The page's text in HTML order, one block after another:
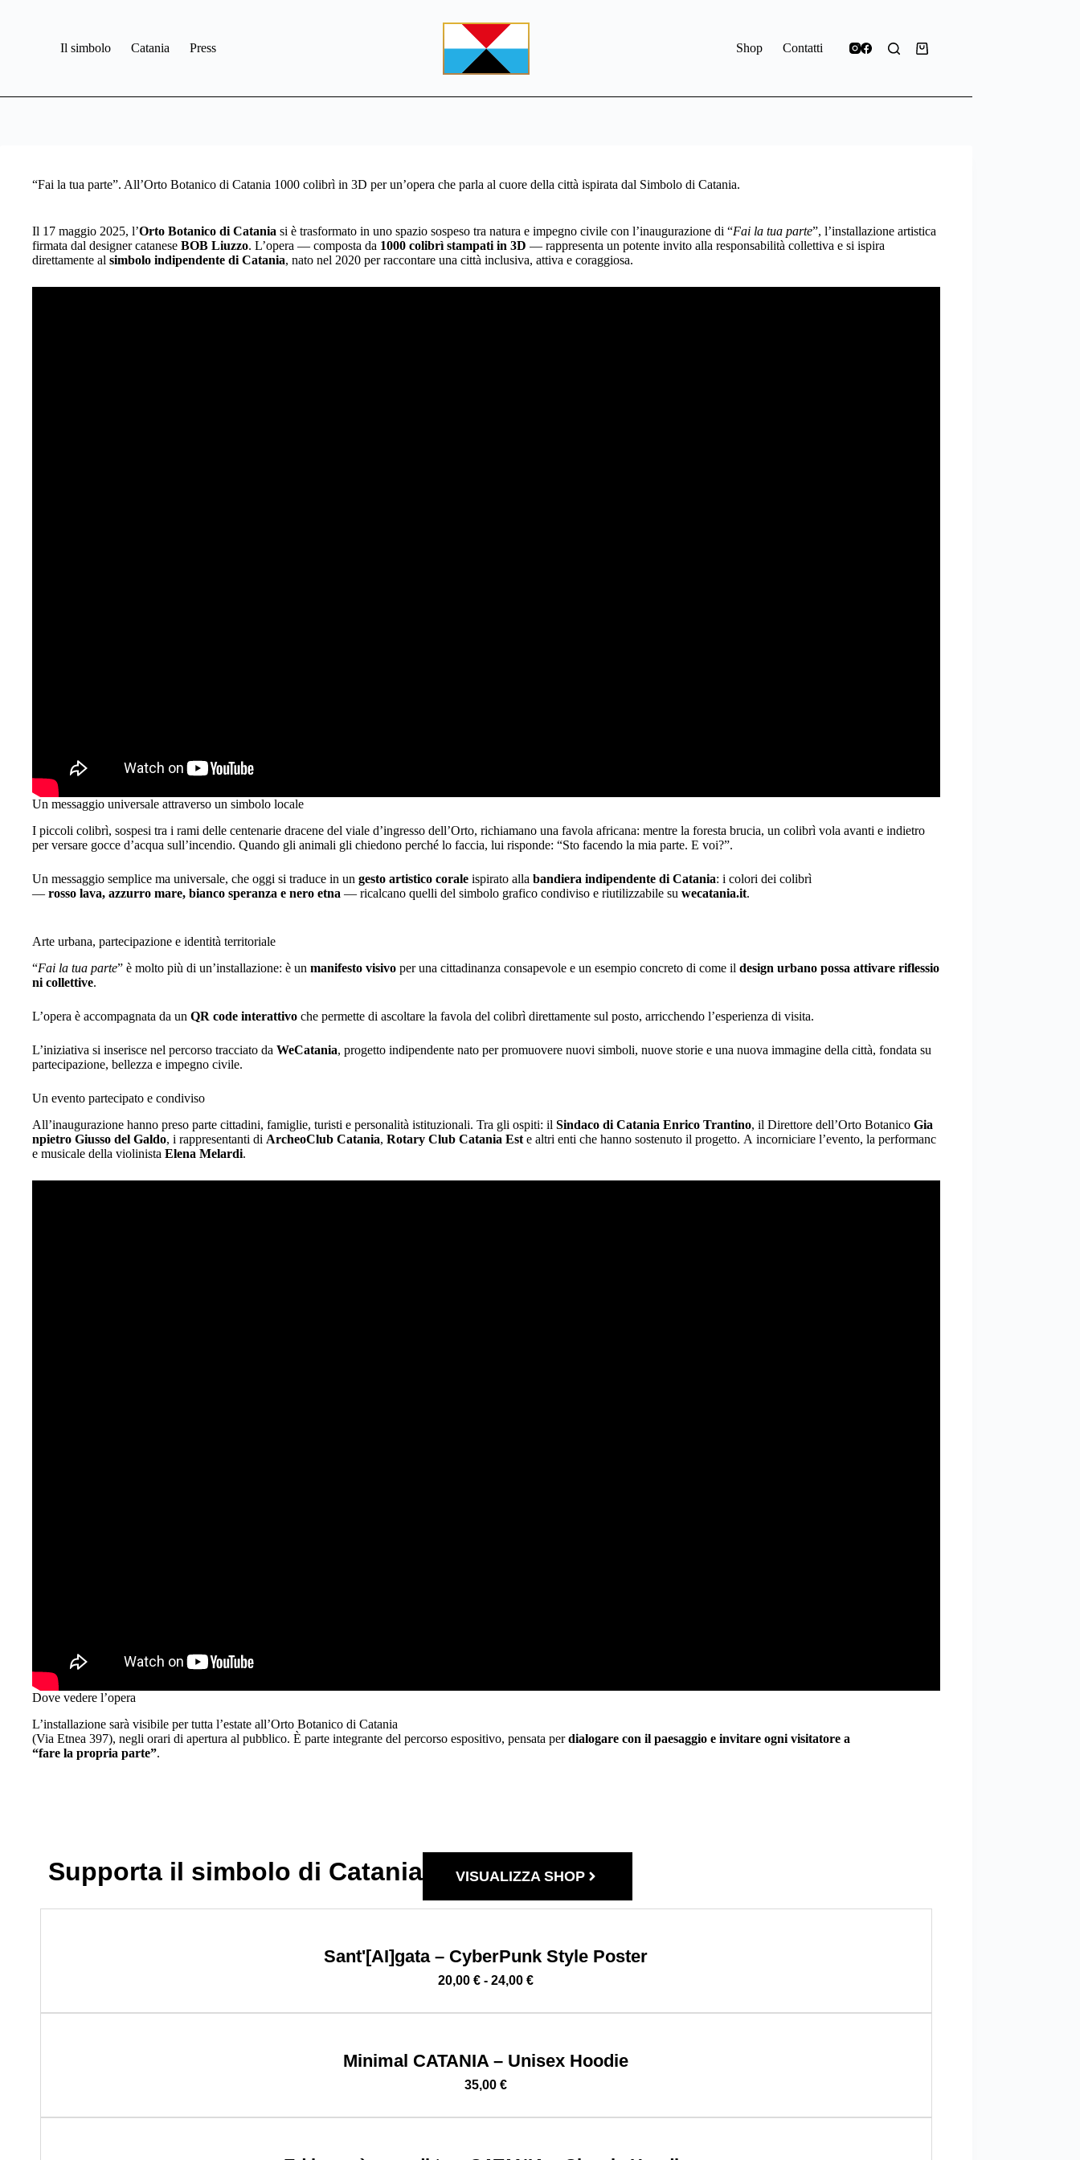
Il simbolo Catania Press Shop Contatti
“Fai la tua parte”. All’Orto Botanico di Catania 1000 colibrì in 3D per un’opera che parla al cuore della città ispirata dal Simbolo di Catania.
Il 17 maggio 2025, l’Orto Botanico di Catania si è trasformato in uno spazio sospeso tra natura e impegno civile con l’inaugurazione di “Fai la tua parte”, l’installazione artistica
firmata dal designer catanese BOB Liuzzo. L’opera — composta da 1000 colibrì stampati in 3D — rappresenta un potente invito alla responsabilità collettiva e si ispira
direttamente al simbolo indipendente di Catania, nato nel 2020 per raccontare una città inclusiva, attiva e coraggiosa.
Un messaggio universale attraverso un simbolo locale
I piccoli colibrì, sospesi tra i rami delle centenarie dracene del viale d’ingresso dell’Orto, richiamano una favola africana: mentre la foresta brucia, un colibrì vola avanti e indietro
per versare gocce d’acqua sull’incendio. Quando gli animali gli chiedono perché lo faccia, lui risponde: “Sto facendo la mia parte. E voi?”.
Un messaggio semplice ma universale, che oggi si traduce in un gesto artistico corale ispirato alla bandiera indipendente di Catania: i colori dei colibrì
— rosso lava, azzurro mare, bianco speranza e nero etna — ricalcano quelli del simbolo grafico condiviso e riutilizzabile su wecatania.it.
Arte urbana, partecipazione e identità territoriale
“Fai la tua parte” è molto più di un’installazione: è un manifesto visivo per una cittadinanza consapevole e un esempio concreto di come il design urbano possa attivare riflessio
ni collettive.
L’opera è accompagnata da un QR code interattivo che permette di ascoltare la favola del colibrì direttamente sul posto, arricchendo l’esperienza di visita.
L’iniziativa si inserisce nel percorso tracciato da WeCatania, progetto indipendente nato per promuovere nuovi simboli, nuove storie e una nuova immagine della città, fondata su
partecipazione, bellezza e impegno civile.
Un evento partecipato e condiviso
All’inaugurazione hanno preso parte cittadini, famiglie, turisti e personalità istituzionali. Tra gli ospiti: il Sindaco di Catania Enrico Trantino, il Direttore dell’Orto Botanico Gia
npietro Giusso del Galdo, i rappresentanti di ArcheoClub Catania, Rotary Club Catania Est e altri enti che hanno sostenuto il progetto. A incorniciare l’evento, la performanc
e musicale della violinista Elena Melardi.
Dove vedere l’opera
L’installazione sarà visibile per tutta l’estate all’Orto Botanico di Catania
(Via Etnea 397), negli orari di apertura al pubblico. È parte integrante del percorso espositivo, pensata perdialogare con il paesaggio e invitare ogni visitatore a
“fare la propria parte”.
Supporta il simbolo di Catania VISUALIZZA SHOP
Sant'[AI]gata – CyberPunk Style Poster
20,00€ - 24,00€
Minimal CATANIA – Unisex Hoodie
35,00€